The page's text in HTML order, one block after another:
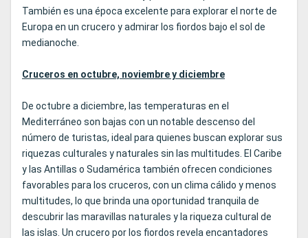
También es una época excelente para explorar el norte de
Europa en un crucero y admirar los fiordos bajo el sol de
medianoche.
Cruceros en octubre, noviembre y diciembre
De octubre a diciembre, las temperaturas en el
Mediterráneo son bajas con un notable descenso del
número de turistas, ideal para quienes buscan explorar sus
riquezas culturales y naturales sin las multitudes. El Caribe
y las Antillas o Sudamérica también ofrecen condiciones
favorables para los cruceros, con un clima cálido y menos
multitudes, lo que brinda una oportunidad tranquila de
descubrir las maravillas naturales y la riqueza cultural de
las islas. Un crucero por los fiordos revela encantadores